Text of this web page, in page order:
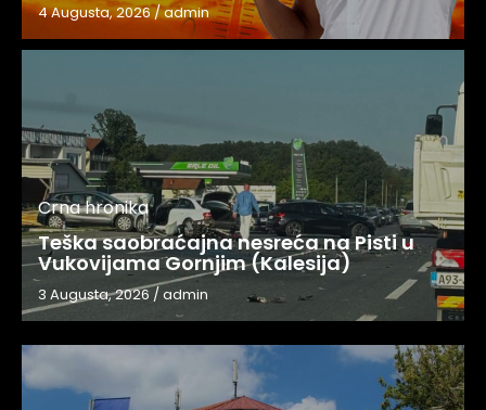
4 Augusta, 2026/admin
Crna hronika
Teška saobraćajna nesreća na Pisti u
Vukovijama Gornjim (Kalesija)
3 Augusta, 2026/admin